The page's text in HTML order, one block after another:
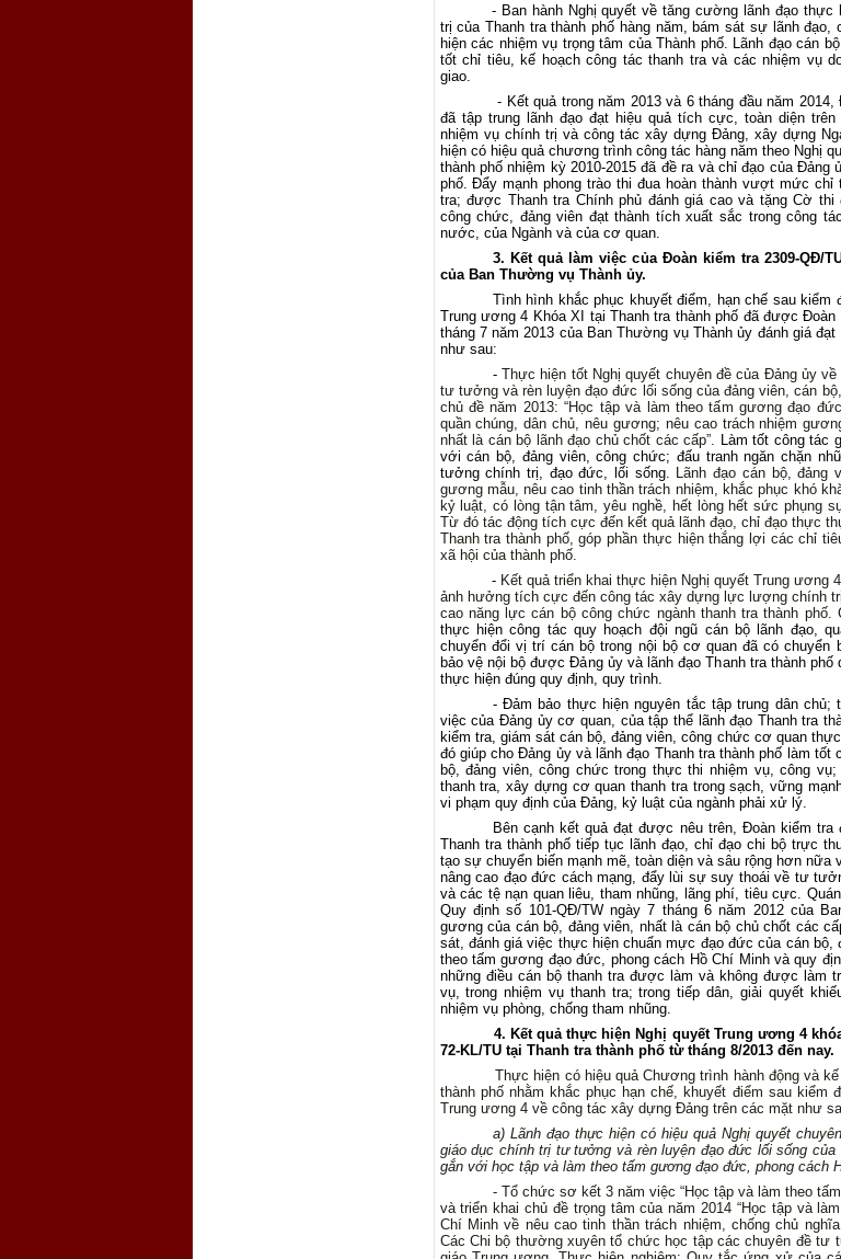
- Ban hành Nghị quyết về tăng cường lãnh đạo thực
trị của Thanh tra thành phố hàng năm, bám sát sự lãnh
hiện các nhiệm vụ trọng tâm của Thành phố. Lãnh đạo cán
tốt chỉ tiêu, kế hoạch công tác thanh tra và các nhiệm vụ
giao.
- Kết quả trong năm 2013 và 6 tháng đầu năm
đã tập trung lãnh đạo đạt hiệu quả tích cực, toàn diện
nhiệm vụ chính trị và công tác xây dựng Đảng, xây dựng
hiện có hiệu quả chương trình công tác hàng năm theo Nghị
thành phố nhiệm kỳ 2010-2015 đã đề ra và chỉ đạo của Đảng
phố. Đẩy mạnh phong trào thi đua hoàn thành vượt mức chỉ
tra; được Thanh tra Chính phủ đánh giá cao và tặng Cờ thi
công chức, đảng viên đạt thành tích xuất sắc trong công
nước, của Ngành và của cơ quan.
3. Kết quả làm việc của Đoàn kiểm tra 2309-QĐ/
của Ban Thường vụ Thành ủy.
Tình hình khắc phục khuyết điểm, hạn chế sau kiểm
Trung ương 4 Khóa XI tại Thanh tra thành phố đã được
tháng 7 năm 2013 của Ban Thường vụ Thành ủy đánh giá
như sau:
- Thực hiện tốt Nghị quyết chuyên đề của Đảng ủy
tư tưởng và rèn luyện đạo đức lối sống của đảng viên, cán
chủ đề năm 2013: “Học tập và làm theo tấm gương đạo
quần chúng, dân chủ, nêu gương; nêu cao trách nhiệm
nhất là cán bộ lãnh đạo chủ chốt các cấp”.
Làm tốt công
với cán bộ, đảng viên, công chức; đấu tranh ngăn chặn
tưởng chính trị, đạo đức, lối sống. Lãnh đạo cán bộ, đảng
gương mẫu, nêu cao tinh thần trách nhiệm, khắc phục khó
kỷ luật, có lòng tận tâm, yêu nghề, hết lòng hết sức phụng
Từ đó tác động tích cực đến kết quả lãnh đạo, chỉ đạo thực
Thanh tra thành phố, góp phần thực hiện thắng lợi các chỉ
xã hội của thành phố.
- Kết quả triển khai thực hiện Nghị quyết Trung ương
ảnh hưởng tích cực đến công tác xây dựng lực lượng chính
cao năng lực cán bộ công chức ngành thanh tra thành phố.
thực hiện công tác quy hoạch đội ngũ cán bộ lãnh đạo,
chuyển đổi vị trí cán bộ trong nội bộ cơ quanđã có chuyển
bảo vệ nội bộ được Đảng ủy và lãnh đạo Thanh tra thành phố
thực hiện đúng quy định, quy trình.
- Đảm bảo thực hiện nguyên tắc tập trung dân chủ;
việc của Đảng ủy cơ quan, của tập thể lãnh đạo Thanh tra
kiểm tra, giám sát cán bộ, đảng viên, công chức cơ quan
đó giúp cho Đảng ủy và lãnh đạo Thanh tra thành phố làm tốt
bộ, đảng viên, công chức trong thực thi nhiệm vụ, công vụ;
thanh tra, xây dựng cơ quan thanh tra trong sạch, vững
vi phạm quy định của Đảng, kỷ luật của ngành phải xử lý.
Bên cạnh kết quả đạt được nêu trên, Đoàn kiểm tra
Thanh tra thành phố tiếp tục lãnh đạo, chỉ đạo chi bộ trực
tạo sự chuyển biến mạnh mẽ, toàn diện và sâu rộng hơn nữa
nâng cao đạo đức cách mạng, đẩy lùi sự suy thoái về tư
và các tệ nạn quan liêu, tham nhũng, lãng phí, tiêu cực.
Quy định số 101-QĐ/TW ngày 7 tháng 6 năm 2012 của
gương của cán bộ, đảng viên, nhất là cán bộ chủ chốt các
sát, đánh giá việc thực hiện chuẩn mực đạo đức của cán bộ,
theo tấm gương đạo đức, phong cách Hồ Chí Minh và quy
những điều cán bộ thanh tra được làm và không được làm
vụ, trong nhiệm vụ thanh tra; trong tiếp dân, giải quyết
nhiệm vụ phòng, chống tham nhũng.
4. Kết quả thực hiện Nghị quyết Trung ương 4
72-KL/TU tại Thanh tra thành phố từ tháng 8/2013 đến nay.
Thực hiện có hiệu quả Chương trình hành động và kế
thành phố nhằm khắc phục hạn chế, khuyết điểm sau kiểm
Trung ương 4 về công tác xây dựng Đảng trên các mặt như
a) Lãnh đạo thực hiện có hiệu quả Nghị quyết
giáo dục chính trị tư tưởng và rèn luyện đạo đức lối sống
gắn với học tập và làm theo tấm gương đạo đức, phong cách
- Tổ chức sơ kết 3 năm việc “Học tập và làm theo
và triển khai c hủ đề trọng tâm của năm 2014 “Học tập và
Chí Minh về nêu cao tinh thần trách nhiệm, chống chủ
Các Chi bộ thường xuyên tổ chức học tập các chuyên đề tư